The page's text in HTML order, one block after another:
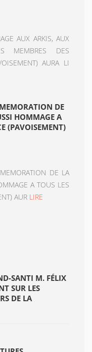
AUX ARKIS, AUX
MEMBRES DES
AURA LI
DE
HOMMAGE A
(PAVOISEMENT)
DE LA
A TOUS LES
AUR LIRE
SANTI M. FÉLIX
SUR LES
DE LA